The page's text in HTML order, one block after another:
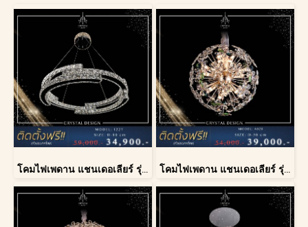
โคมไฟเพดาน แชนเดอเลียร์ รุ่น 1227 โคมไฟเพดาน แชนเดอเลียร์ รุ่น A028-D40